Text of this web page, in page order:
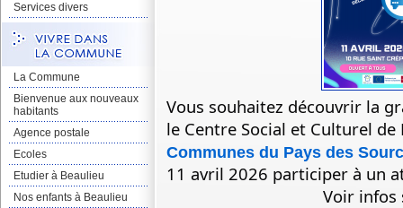
Services divers
La Commune
Bienvenue aux nouveaux
habitants
Agence postale
Ecoles
Etudier à Beaulieu
Nos enfants à Beaulieu
Vous souhaitez découvrir la
le Centre Social et Culturel
Communes du Pays des
11 avril 2026 participer à un
Voir infos